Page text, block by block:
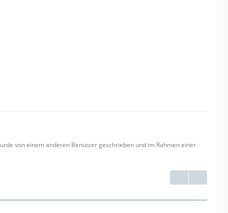
von einem anderen Benutzer geschrieben und im Rahmen einer